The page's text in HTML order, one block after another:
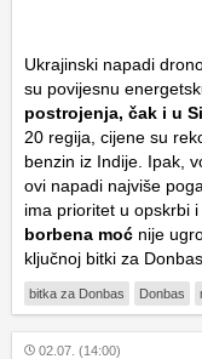
Ukrajinski napadi
su povijesnu
postrojenja, čak i u
20 regija, cijene su
benzin iz Indije. Ipak,
ovi napadi najviše
ima prioritet u opskrbi i
borbena moć nije
ključnoj bitki za Donbas.
bitka za Donbas Donbas
02.07. (14:00)